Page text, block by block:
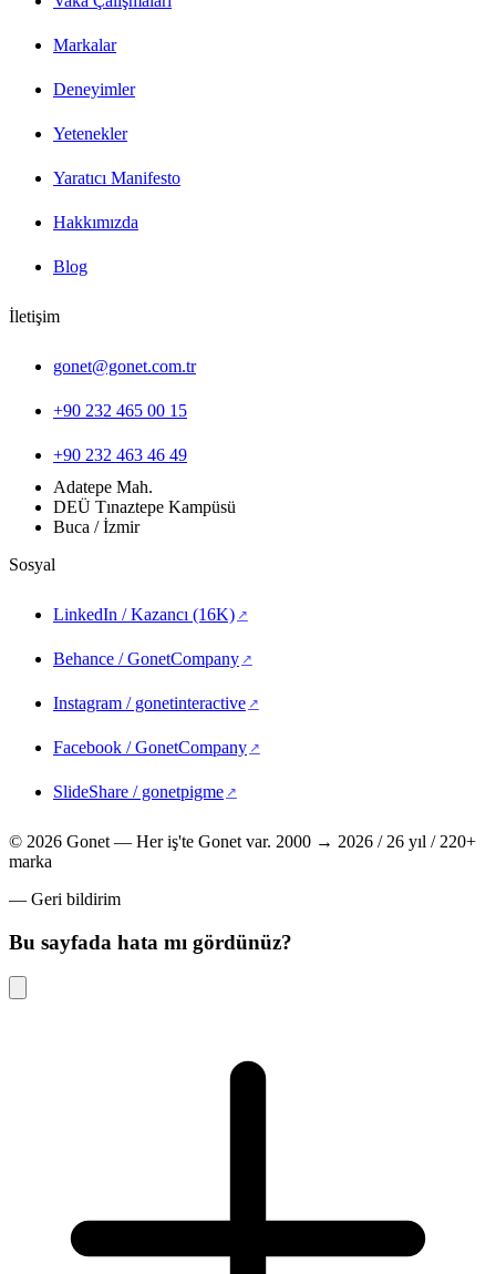
Markalar
Deneyimler
Yetenekler
Yaratıcı Manifesto
Hakkımızda
Blog
İletişim
gonet@gonet.com.tr
+90 232 465 00 15
+90 232 463 46 49
Adatepe Mah.
DEÜ Tınaztepe Kampüsü
Buca / İzmir
Sosyal
LinkedIn / Kazancı (16K)
(yeni sekmede açılır)
Behance / GonetCompany
(yeni sekmede açılır)
Instagram / gonetinteractive
(yeni sekmede açılır)
Facebook / GonetCompany
(yeni sekmede açılır)
SlideShare / gonetpigme
(yeni sekmede açılır)
© 2026 Gonet — Her iş'te Gonet var. 2000 → 2026 / 26 yıl / 220+
marka
— Geri bildirim
Bu sayfada hata mı gördünüz?